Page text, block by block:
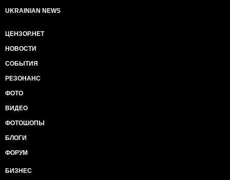
UKRAINIAN NEWS
ЦЕНЗОР.НЕТ
НОВОСТИ
СОБЫТИЯ
РЕЗОНАНС
ФОТО
ВИДЕО
ФОТОШОПЫ
БЛОГИ
ФОРУМ
БИЗНЕС